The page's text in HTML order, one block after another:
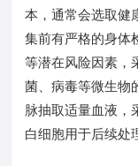
本，通常会选取健
集前有严格的身体
等潜在风险因素，
菌、病毒等微生物
脉抽取适量血液，
白细胞用于后续处